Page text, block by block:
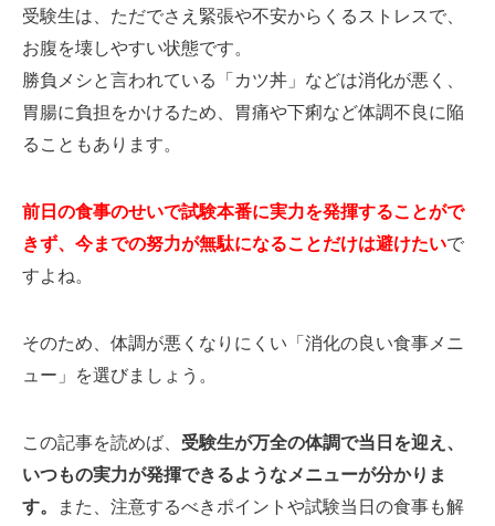
受験生は、ただでさえ緊張や不安からくるストレスで、
お腹を壊しやすい状態です。
勝負メシと言われている「カツ丼」などは消化が悪く、
胃腸に負担をかけるため、胃痛や下痢など体調不良に陥
ることもあります。
前日の食事のせいで試験本番に実力を発揮することがで
きず、今までの努力が無駄になることだけは避けたいで
すよね。
そのため、体調が悪くなりにくい「消化の良い食事メニ
ュー」を選びましょう。
この記事を読めば、 受験生が万全の体調で当日を迎え、
いつもの実力が発揮できるようなメニューが分かりま
す。
また、注意するべきポイントや試験当日の食事も解